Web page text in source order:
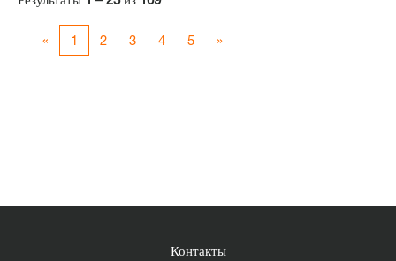
« 1 2 3 4 5 »
Контакты